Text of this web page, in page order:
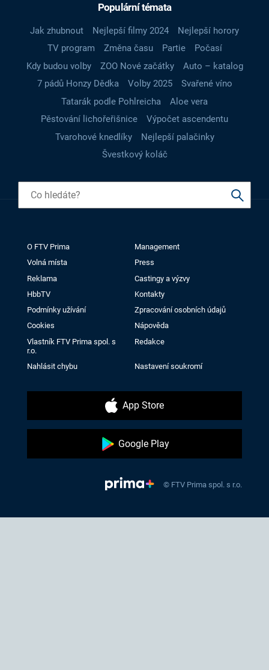
Populární témata
Jak zhubnout Nejlepší filmy 2024
Nejlepší horory
TV program
Změna času Partie
Počasí
Kdy budou volby
ZOO Nové začátky
Auto – katalog
7 pádů Honzy Dědka
Volby 2025
Svařené víno
Tatarák podle Pohlreicha
Aloe vera
Pěstování lichořeřišnice
Výpočet ascendentu
Tvarohové knedlíky
Nejlepší palačinky
Švestkový koláč
O FTV Prima
Management
Volná místa
Press
Reklama
Castingy a výzvy
HbbTV
Kontakty
Podmínky užívání
Zpracování osobních údajů
Cookies
Nápověda
Vlastník FTV Prima spol. s
r.o.
Redakce
Nahlásit chybu Nastavení soukromí
App Store
Google Play
© FTV Prima spol. s r.o.